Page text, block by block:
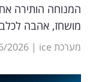
שיווק
ופרסום
המנוחה הותירה
מושחז, אהבה
מערכת ice |
2026